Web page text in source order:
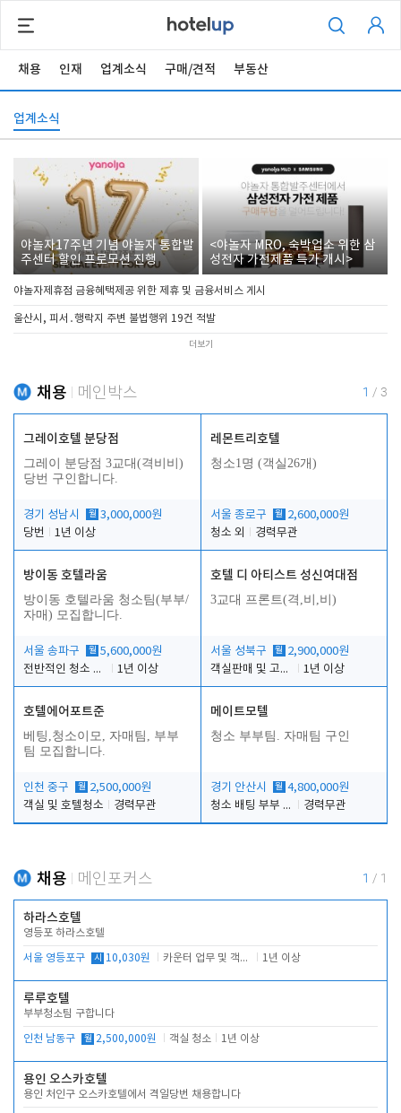
채용 인재 업계소식 구매/견적 부동산
업계소식
야놀자17주년 기념 야놀자 통합발
주센터 할인 프로모션 진행
<야놀자 MRO, 숙박업소 위한 삼
성전자 가전제품 특가 개시>
야놀자제휴점 금융혜택제공 위한 제휴 및 금융서비스 게시
울산시, 피서․행락지 주변 불법행위 19건 적발
더보기
채용 메인박스 1 / 3
그레이호텔 분당점
그레이 분당점 3교대(격비비)
당번 구인합니다.
경기 성남시 월 3,000,000원
당번
1년 이상
레몬트리호텔
청소1명 (객실26개)
서울 종로구 월 2,600,000원
청소 외
경력무관
방이동 호텔라움
방이동 호텔라움 청소팀(부부/
자매) 모집합니다.
서울 송파구 월 5,600,000원
전반적인 청소 업무(객실청소.객실정리)
1년 이상
호텔 디 아티스트 성신여대점
3교대 프론트(격,비,비)
서울 성북구 월 2,900,000원
객실판매 및 고객응대
1년 이상
호텔에어포트준
베팅,청소이모, 자매팀, 부부
팀 모집합니다.
인천 중구 월 2,500,000원
객실 및 호텔청소
경력무관
메이트모텔
청소 부부팀. 자매팀 구인
경기 안산시 월 4,800,000원
청소 배팅 부부 구합니다
경력무관
채용 메인포커스 1 / 1
하라스호텔
영등포 하라스호텔
서울 영등포구 시 10,030원 카운터 업무 및 객실관리(청소상태 확인, 객실판매) 1년 이상
루루호텔
부부청소팀 구합니다
인천 남동구 월 2,500,000원 객실 청소 1년 이상
용인 오스카호텔
용인 처인구 오스카호텔에서 격일당번 채용합니다